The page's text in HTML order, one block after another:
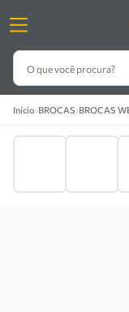
O que você procura?
Início›BROCAS›BROCAS